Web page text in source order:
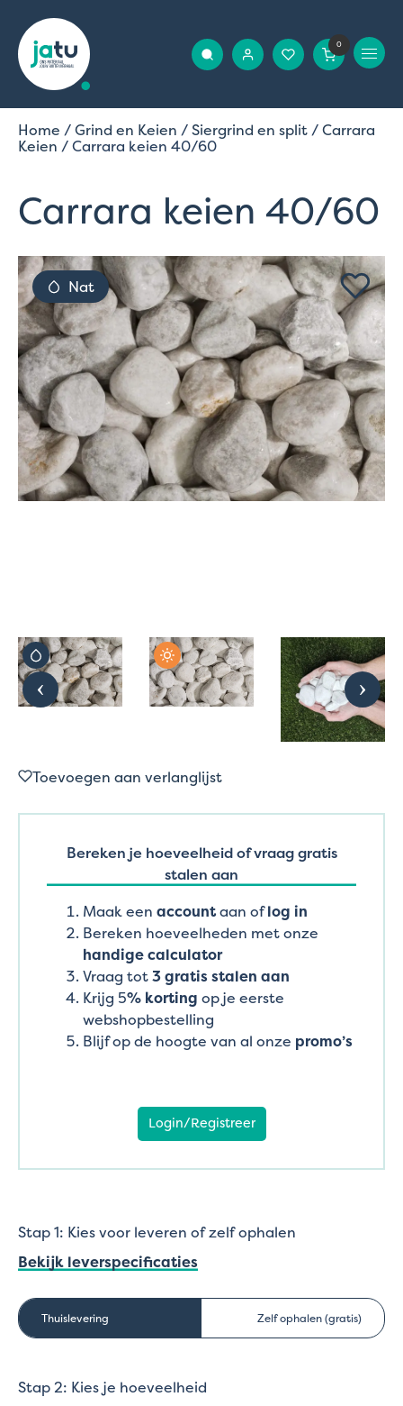
0
Home /Grind en Keien /Siergrind en split/Carrara
Keien / Carrara keien 40/60
Carrara keien 40/60
Nat
Toevoegen aan verlanglijst
Bereken je hoeveelheid of vraag gratis
stalen aan
Maak een accountaan oflog in
Bereken hoeveelheden met onze
handige calculator
Vraag tot3 gratis stalen aan
Krijg 5% korting op je eerste
webshopbestelling
Blijf op de hoogte van al onze promo’s
Login/Registreer
Stap 1: Kies voor leveren of zelf ophalen
Bekijk leverspecificaties
Thuislevering Zelf ophalen (gratis)
Stap 2: Kies je hoeveelheid